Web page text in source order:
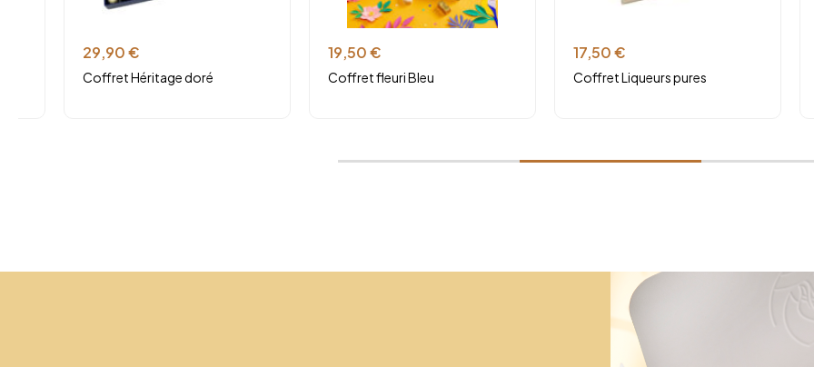
29,90€
Coffret Héritage doré
19,50€
Coffret fleuri Bleu
17,50€
Coffret Liqueurs pures